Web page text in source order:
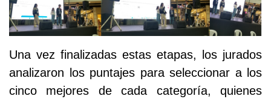
Una vez finalizadas estas etapas, los jurados
analizaron los puntajes para seleccionar a los
cinco mejores de cada categoría, quienes